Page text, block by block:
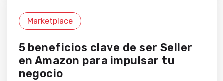
Marketplace
5 beneficios clave de ser Seller
en Amazon para impulsar tu
negocio